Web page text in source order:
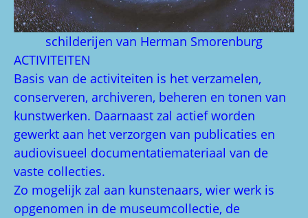
schilderijen van Herman Smorenburg
ACTIVITEITEN
Basis van de activiteiten is het verzamelen,
conserveren, archiveren, beheren en tonen van
kunstwerken. Daarnaast zal actief worden
gewerkt aan het verzorgen van publicaties en
audiovisueel documentatiemateriaal van de
vaste collecties.
Zo mogelijk zal aan kunstenaars, wier werk is
opgenomen in de museumcollectie, de